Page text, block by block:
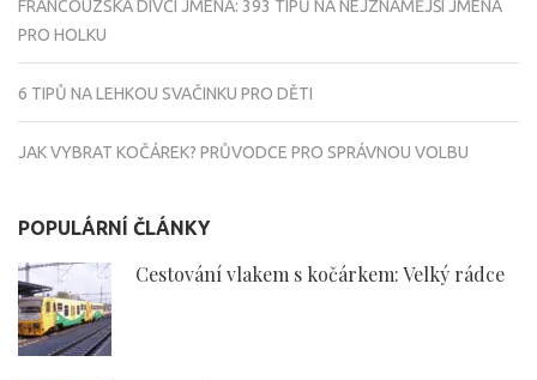
FRANCOUZSKÁ DÍVČÍ JMÉNA: 393 TIPŮ NA NEJZNÁMĚJŠÍ JMÉNA
PRO HOLKU
6 TIPŮ NA LEHKOU SVAČINKU PRO DĚTI
JAK VYBRAT KOČÁREK? PRŮVODCE PRO SPRÁVNOU VOLBU
POPULÁRNÍ ČLÁNKY
Cestování vlakem s kočárkem: Velký rádce